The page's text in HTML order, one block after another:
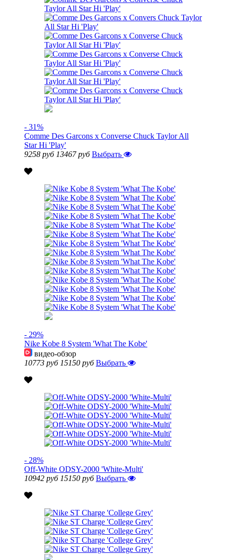
- 31%
Comme Des Garcons x Converse Chuck Taylor All
Star Hi 'Play'
9258 руб 13467 руб Выбрать
- 29%
Nike Kobe 8 System 'What The Kobe'
видео-обзор
10773 руб 15150 руб Выбрать
- 28%
Off-White ODSY-2000 'White-Multi'
10942 руб 15150 руб Выбрать